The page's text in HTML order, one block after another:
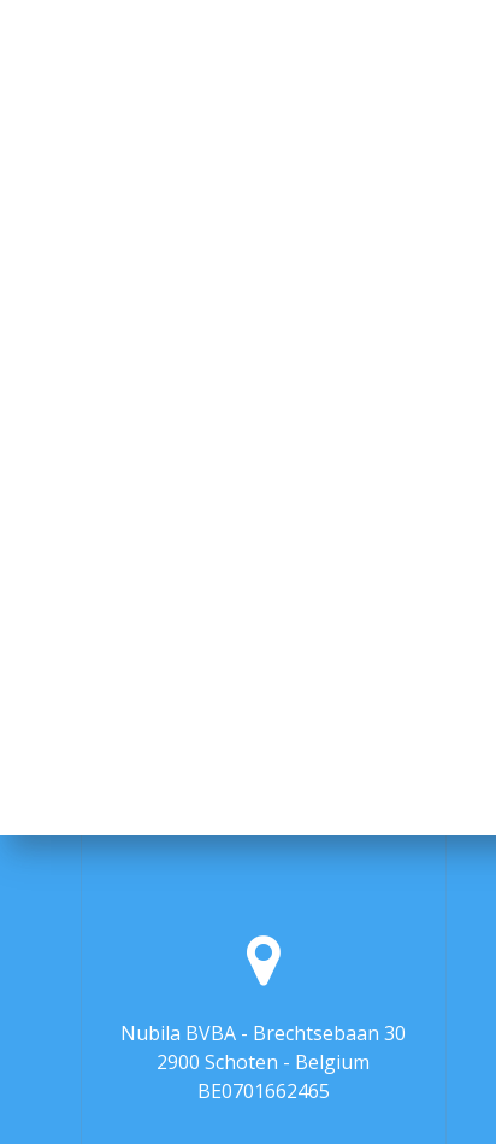
Nubila BVBA - Brechtsebaan 30
2900 Schoten - Belgium
BE0701662465